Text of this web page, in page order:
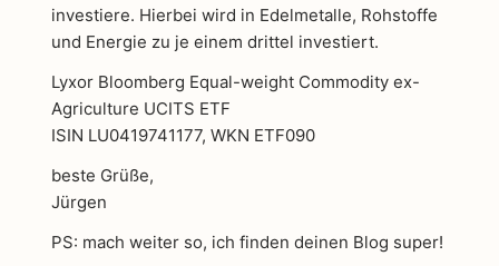
investiere. Hierbei wird in Edelmetalle, Rohstoffe
und Energie zu je einem drittel investiert.
Lyxor Bloomberg Equal-weight Commodity ex-
Agriculture UCITS ETF
ISIN LU0419741177, WKN ETF090
beste Grüße,
Jürgen
PS: mach weiter so, ich finden deinen Blog super!